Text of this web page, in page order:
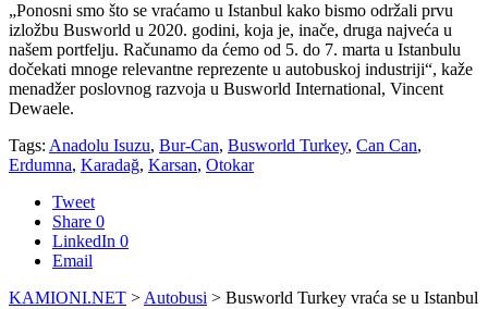
„Ponosni smo što se vraćamo u Istanbul kako bismo održali prvu
izložbu Busworld u 2020. godini, koja je, inače, druga najveća u
našem portfelju. Računamo da ćemo od 5. do 7. marta u Istanbulu
dočekati mnoge relevantne reprezente u autobuskoj industriji“, kaže
menadžer poslovnog razvoja u Busworld International, Vincent
Dewaele.
Tags: Anadolu Isuzu, Bur-Can, Busworld Turkey, Can Can,
Erdumna, Karadağ, Karsan, Otokar
Tweet
Share 0
LinkedIn 0
Email
KAMIONI.NET > Autobusi > Busworld Turkey vraća se u Istanbul